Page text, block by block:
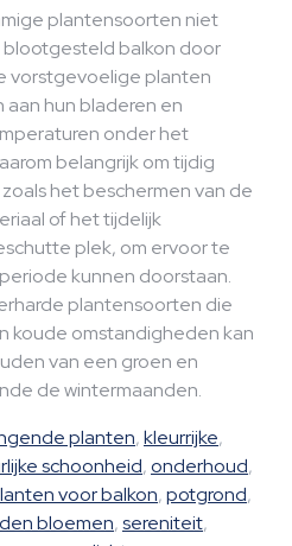
plantensoorten niet
balkon door
vorstgevoelige planten
hun bladeren en
onder het
belangrijk om tijdig
het beschermen van de
of het tijdelijk
plek, om ervoor te
kunnen doorstaan.
plantensoorten die
koude omstandigheden kan
van een groen en
de wintermaanden.
planten,kleurrijke,
schoonheid,onderhoud,
voor balkon,potgrond,
bloemen,sereniteit,